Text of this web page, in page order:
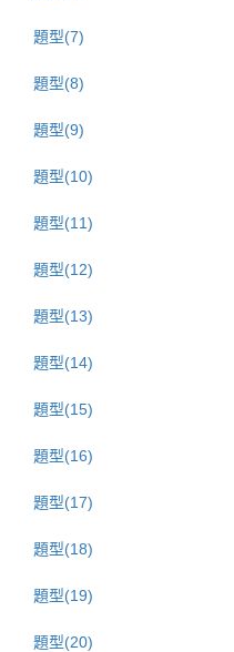
題型(7)
題型(8)
題型(9)
題型(10)
題型(11)
題型(12)
題型(13)
題型(14)
題型(15)
題型(16)
題型(17)
題型(18)
題型(19)
題型(20)